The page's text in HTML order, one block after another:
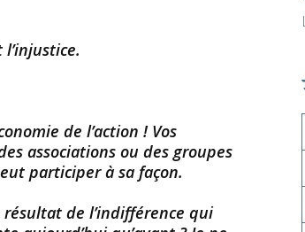
de l’action ! Vos
associations ou des groupes
participer à sa façon.
résultat de l’indifférence qui